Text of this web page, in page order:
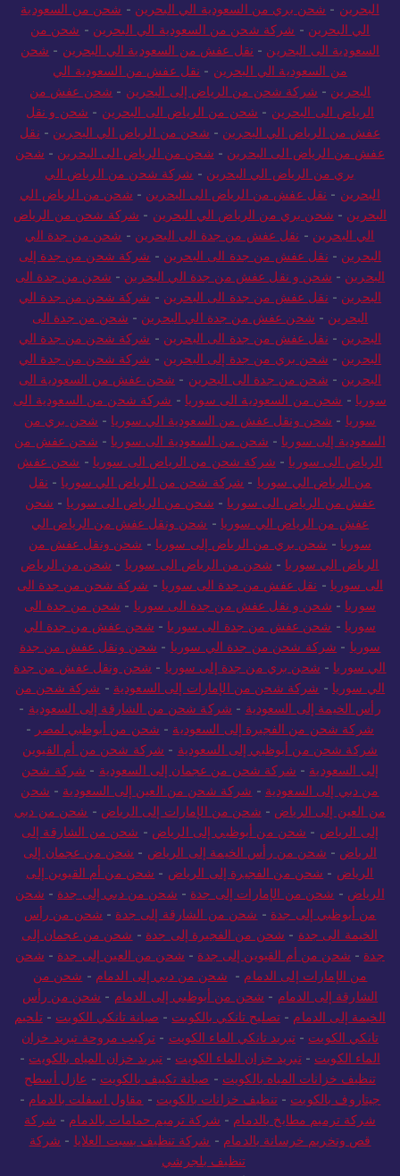
البحرين - شحن بري من السعودية الي البحرين - شحن من السعودية
الي البحرين - شركة شحن من السعودية الي البحرين - شحن من
السعودية الى البحرين - نقل عفش من السعودية الي البحرين - شحن
من السعودية الي البحرين - نقل عفش من السعودية الي
البحرين - شركة شحن من الرياض إلى البحرين - شحن عفش من
الرياض الى البحرين - شحن من الرياض الى البحرين - شحن و نقل
عفش من الرياض الي البحرين - شحن من الرياض الي البحرين - نقل
عفش من الرياض الى البحرين - شحن من الرياض الى البحرين - شحن
بري من الرياض الي البحرين - شركة شحن من الرياض الي
البحرين - نقل عفش من الرياض الى البحرين - شحن من الرياض الي
البحرين - شحن بري من الرياض الي البحرين - شركة شحن من الرياض
الي البحرين - نقل عفش من جدة الى البحرين - شحن من جدة الي
البحرين - نقل عفش من جدة الى البحرين - شركة شحن من جدة إلى
البحرين - شحن و نقل عفش من جدة الي البحرين - شحن من جدة الى
البحرين - نقل عفش من جدة الى البحرين - شركة شحن من جدة الي
البحرين - شحن عفش من جدة الي البحرين - شحن من جدة الى
البحرين - نقل عفش من جدة الى البحرين - شركة شحن من جدة الي
البحرين - شحن بري من جدة إلى البحرين - شركة شحن من جدة الي
البحرين - شحن من جدة الى البحرين - شحن عفش من السعودية الى
سوريا - شحن من السعودية الى سوريا - شركة شحن من السعودية الى
سوريا - شحن ونقل عفش من السعودية الي سوريا - شحن بري من
السعودية إلى سوريا - شحن من السعودية الى سوريا - شحن عفش من
الرياض الى سوريا - شركة شحن من الرياض الى سوريا - شحن عفش
من الرياض الي سوريا - شركة شحن من الرياض الي سوريا - نقل
عفش من الرياض الى سوريا - شحن من الرياض الى سوريا - شحن
عفش من الرياض الي سوريا - شحن ونقل عفش من الرياض الي
سوريا - شحن بري من الرياض إلى سوريا - شحن ونقل عفش من
الرياض الي سوريا - شحن من الرياض الى سوريا - شحن من الرياض
الى سوريا - نقل عفش من جدة الى سوريا - شركة شحن من جدة الى
سوريا - شحن و نقل عفش من جدة الى سوريا - شحن من جدة الى
سوريا - شحن عفش من جدة الى سوريا - شحن عفش من جدة الي
سوريا - شركة شحن من جدة الي سوريا - شحن ونقل عفش من جدة
الي سوريا - شحن بري من جدة إلى سوريا - شحن ونقل عفش من جدة
الي سوريا - شركة شحن من الإمارات إلى السعودية - شركة شحن من
رأس الخيمة إلى السعودية - شركة شحن من الشارقة إلى السعودية -
شركة شحن من الفجيرة إلى السعودية - شحن من أبوظبي لمصر -
شركة شحن من أبوظبي إلى السعودية - شركة شحن من أم القيوين
إلى السعودية - شركة شحن من عجمان إلى السعودية - شركة شحن
من دبي إلى السعودية - شركة شحن من العين إلى السعودية - شحن
من العين إلى الرياض - شحن من الإمارات إلى الرياض - شحن من دبي
إلى الرياض - شحن من أبوظبي إلى الرياض - شحن من الشارقة إلى
الرياض - شحن من رأس الخيمة إلى الرياض - شحن من عجمان إلى
الرياض - شحن من الفجيرة إلى الرياض - شحن من أم القيوين إلى
الرياض - شحن من الإمارات إلى جدة - شحن من دبي إلى جدة - شحن
من أبوظبي إلى جدة - شحن من الشارقة إلى جدة - شحن من رأس
الخيمة الى جدة - شحن من الفجيرة إلى جدة - شحن من عجمان إلى
جدة - شحن من أم القيوين إلى جدة - شحن من العين إلى جدة - شحن
من الإمارات إلى الدمام - شحن من دبي إلى الدمام - شحن من
الشارقة إلى الدمام - شحن من أبوظبي إلى الدمام - شحن من رأس
الخيمة إلى الدمام -تصليح تانكي بالكويت - صيانة تانكي الكويت -تلحيم
تانكي الكويت -تبريد تانكي الماء الكويت - تركيب مروحة تبريد خزان
الماء الكويت -تبريد خزان الماء الكويت - تبريد خزان المياه بالكويت -
تنظيف خزانات المياه بالكويت - صيانة تكييف بالكويت - عازل أسطح
جيتاروف بالكويت -تنظيف خزانات بالكويت - مقاول اسفلت بالدمام -
شركة ترميم مطابخ بالدمام - شركة ترميم حمامات بالدمام - شركة
قص وتخريم خرسانة بالدمام - شركة تنظيف بسبت العلايا - شركة
تنظيف بلجرشي